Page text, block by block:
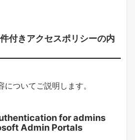
付きアクセスポリシーの内
ついてご説明します。
for admins
Admin Portals